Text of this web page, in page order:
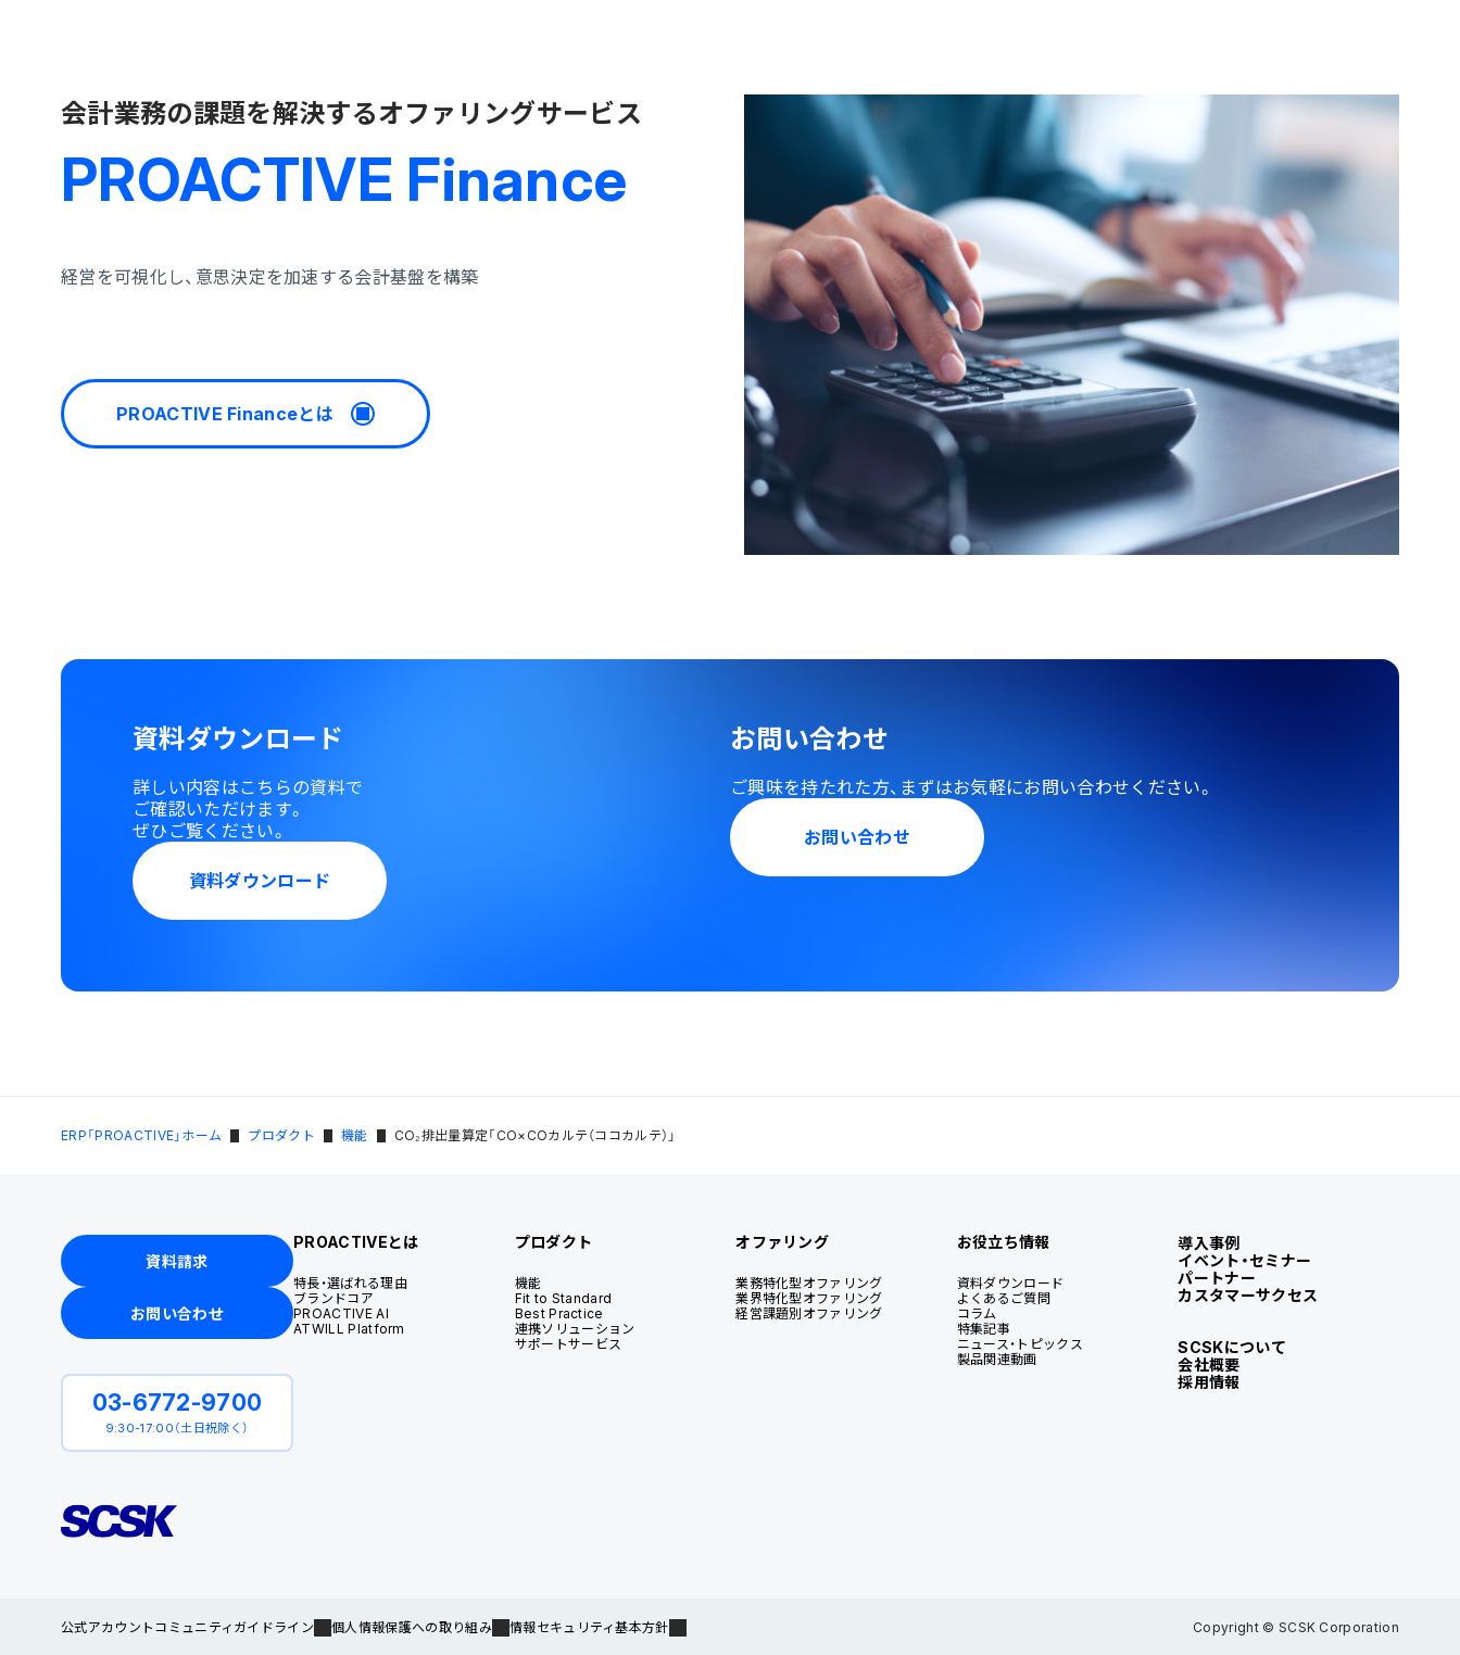
会計業務の課題を解決するオファリングサービス
PROACTIVE Finance
経営を可視化し、意思決定を加速する会計基盤を構築
PROACTIVE Financeとは
資料ダウンロード
詳しい内容はこちらの資料で
ご確認いただけます。
ぜひご覧ください。
資料ダウンロード
お問い合わせ
ご興味を持たれた方、 まずはお気軽にお問い合わせください。
お問い合わせ
ERP「PROACTIVE」ホーム プロダクト 機能 CO₂排出量算定「CO×COカルテ（ココカルテ）」
資料請求
お問い合わせ
03-6772-9700
9:30-17:00（土日祝除く）
PROACTIVEとは
特長・選ばれる理由
ブランドコア
PROACTIVE AI
ATWILL Platform
プロダクト
機能
Fit to Standard
Best Practice
連携ソリューション
サポートサービス
オファリング
業務特化型オファリング
業界特化型オファリング
経営課題別オファリング
お役立ち情報
資料ダウンロード
よくあるご質問
コラム
特集記事
ニュース・トピックス
製品関連動画
導入事例
イベント・セミナー
パートナー
カスタマーサクセス
SCSKについて
会社概要
採用情報
公式アカウントコミュニティガイドライン 個人情報保護への取り組み 情報セキュリティ基本方針 Copyright © SCSK Corporation